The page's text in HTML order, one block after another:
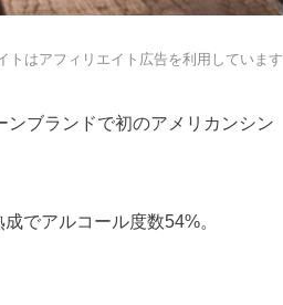
トはアフィリエイト広告を利用しています
ブランドで初のアメリカンシン
でアルコール度数54%。